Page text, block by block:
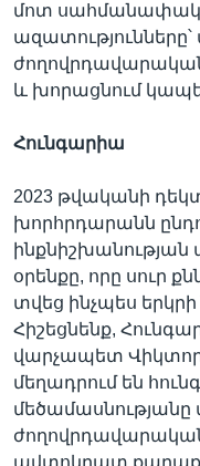
մոտ
և խորացնում
Հունգարիա
2023 թվականի
խորհրդարանն
օրենքը, որը սուր
տվեց ինչպես երկրի
Հիշեցնենք,
վարչապետ
մեղադրում են
մեծամասնությանը
ավտոկրատ